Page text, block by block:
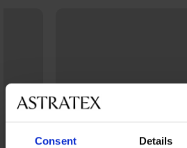
Consent Details